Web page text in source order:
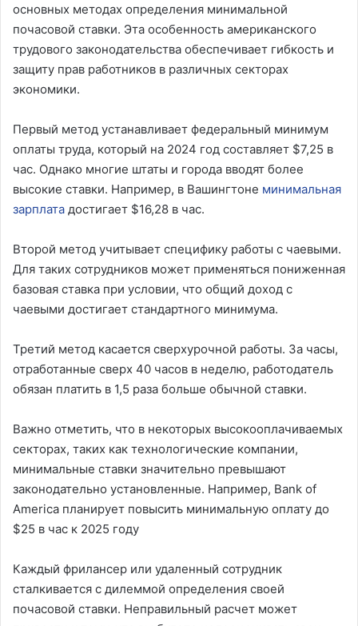
основных методах определения минимальной
почасовой ставки. Эта особенность американского
трудового законодательства обеспечивает гибкость и
защиту прав работников в различных секторах
экономики.
Первый метод устанавливает федеральный минимум
оплаты труда, который на 2024 год составляет $7,25 в
час. Однако многие штаты и города вводят более
высокие ставки. Например, в Вашингтоне минимальная
зарплата достигает $16,28 в час.
Второй метод учитывает специфику работы с чаевыми.
Для таких сотрудников может применяться пониженная
базовая ставка при условии, что общий доход с
чаевыми достигает стандартного минимума.
Третий метод касается сверхурочной работы. За часы,
отработанные сверх 40 часов в неделю, работодатель
обязан платить в 1,5 раза больше обычной ставки.
Важно отметить, что в некоторых высокооплачиваемых
секторах, таких как технологические компании,
минимальные ставки значительно превышают
законодательно установленные. Например, Bank of
America планирует повысить минимальную оплату до
$25 в час к 2025 году
Каждый фрилансер или удаленный сотрудник
сталкивается с дилеммой определения своей
почасовой ставки. Неправильный расчет может